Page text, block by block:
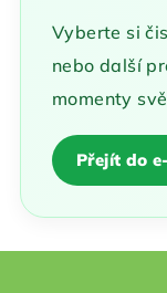
Vyberte si
nebo další
momenty
Přejít do